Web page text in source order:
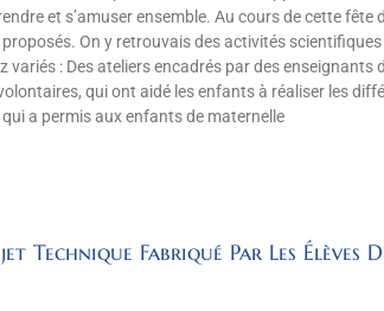
et s’amuser ensemble. Au cours de cette fête
On y retrouvais des activités
variés : Des ateliers encadrés par des enseignants
qui ont aidé les enfants à réaliser les
a permis aux enfants de maternelle
Technique Fabriqué Par Les Élèves